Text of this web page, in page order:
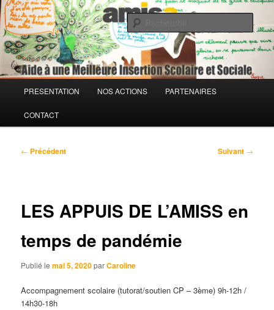
Aller
au
contenu
principalAMISS – Aide à une Meilleure
Insertion Scolaire et Sociale
Association loi 1901
principal
PRESENTATION NOS ACTIONS PARTENAIRES
CONTACT
Navigation
← Précédent Suivant →
LES APPUIS DE L’AMISS en
temps de pandémie
Publié lemai 5, 2020parCaroline
Accompagnement scolaire (tutorat/soutien CP – 3ème) 9h-12h /
14h30-18h